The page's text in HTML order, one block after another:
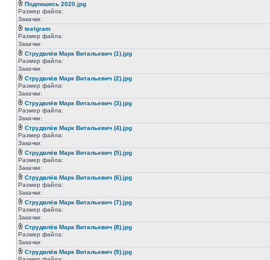
Подпишись 2020.jpg
Размер файла:
Закачки:
teelgram
Размер файла:
Закачки:
Струдвлёв Марк Витальевич (1).jpg
Размер файла:
Закачки:
Струдвлёв Марк Витальевич (2).jpg
Размер файла:
Закачки:
Струдвлёв Марк Витальевич (3).jpg
Размер файла:
Закачки:
Струдвлёв Марк Витальевич (4).jpg
Размер файла:
Закачки:
Струдвлёв Марк Витальевич (5).jpg
Размер файла:
Закачки:
Струдвлёв Марк Витальевич (6).jpg
Размер файла:
Закачки:
Струдвлёв Марк Витальевич (7).jpg
Размер файла:
Закачки:
Струдвлёв Марк Витальевич (8).jpg
Размер файла:
Закачки:
Струдвлёв Марк Витальевич (9).jpg